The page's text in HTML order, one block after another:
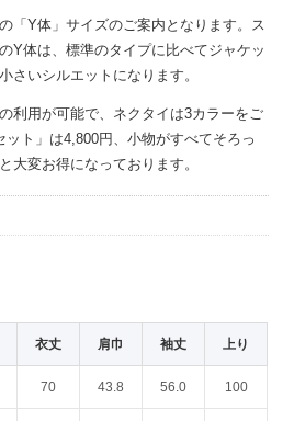
「Y体」サイズのご案内となります。ス
Y体は、標準のタイプに比べてジャケッ
さいシルエットになります。
利用が可能で、ネクタイは3カラーをご
ト」は4,800円、小物がすべてそろっ
大変お得になっております。
衣丈 肩巾 袖丈 上り
70 43.8 56.0 100